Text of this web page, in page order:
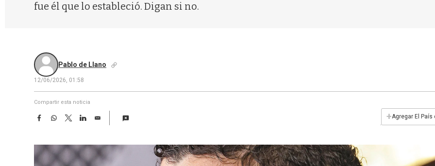
fue él que lo estableció. Digan si no.
Pablo de Llano
12/06/2026, 01:58
Compartir esta noticia
F
e
b
o
W
t
s
A
T
w
t
e
L
k
d
E
i
l
+Agregar El País